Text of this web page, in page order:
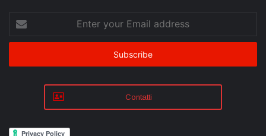
your
Email
Contatti